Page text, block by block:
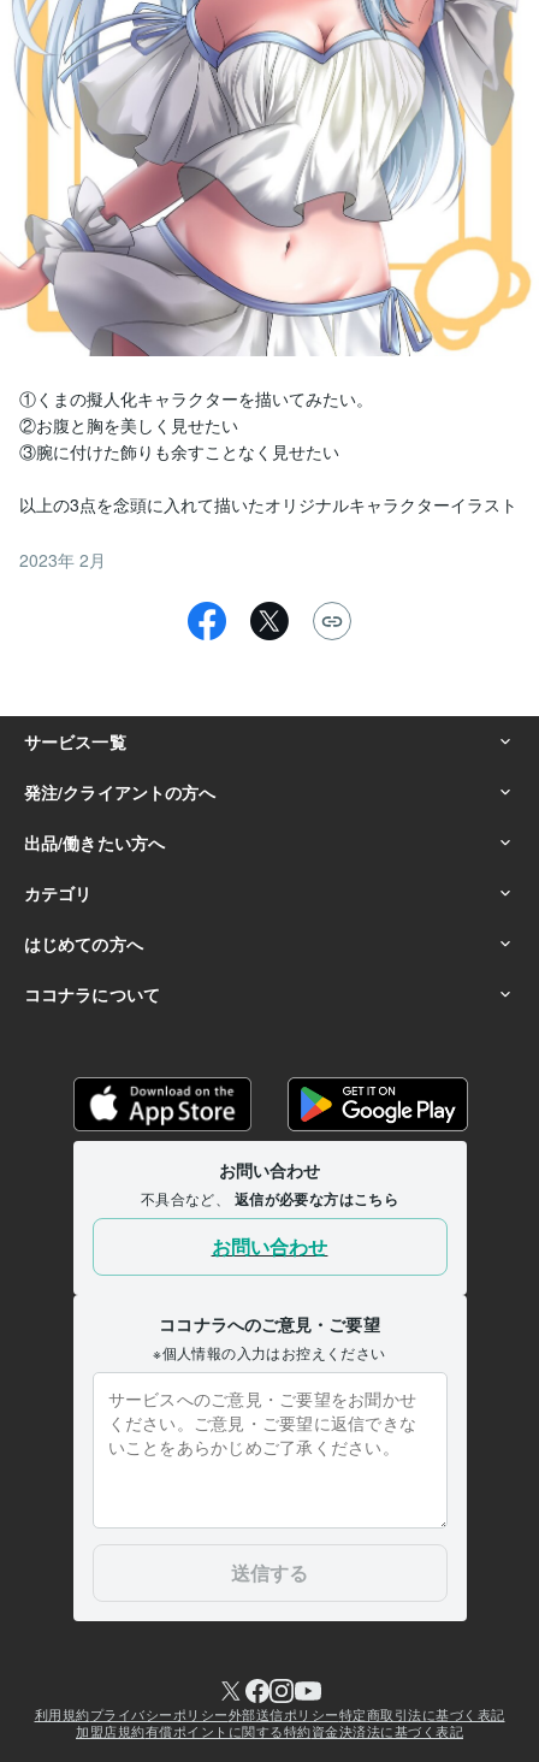
①くまの擬人化キャラクターを描いてみたい。
②お腹と胸を美しく見せたい
③腕に付けた飾りも余すことなく見せたい
以上の3点を念頭に入れて描いたオリジナルキャラクターイラスト
2023年 2月